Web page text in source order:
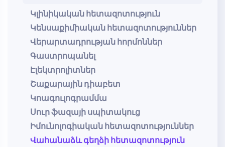
Կլինիկական հետազոտություն
Կենսաքիմիական հետազոտություններ
Վերարտադրության հորմոններ
Գաստրոպանել
Էլեկտրոլիտներ
Շաքարային դիաբետ
Կոագուլոգրամմա
Սուր ֆազայի սպիտակուց
Իմունոլոգիական հետազոտություններ
Վահանաձև գեղձի հետազոտություն